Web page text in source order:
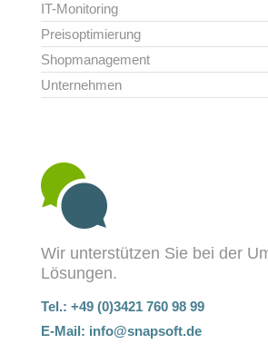
IT-Monitoring
Preisoptimierung
Shopmanagement
Unternehmen
Wir unterstützen Sie bei der
Lösungen.
Tel.: +49 (0)3421 760 98 99
E-Mail: info@snapsoft.de